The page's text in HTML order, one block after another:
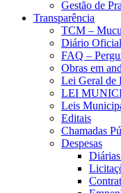
Gestão de
Transparência
TCM –
Diário
FAQ –
Obras em
Lei Geral de
LEI
Leis
Editais
Chamadas
Despesas
Diárias